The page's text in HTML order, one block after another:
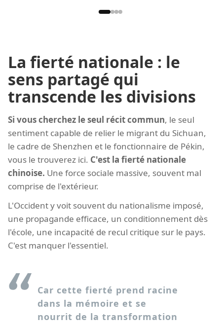
La fierté nationale : le
sens partagé qui
transcende les divisions
Si vous cherchez le seul récit commun, le seul
sentiment capable de relier le migrant du Sichuan,
le cadre de Shenzhen et le fonctionnaire de Pékin,
vous le trouverez ici. C'est la fierté nationale
chinoise. Une force sociale massive, souvent mal
comprise de l'extérieur.
L'Occident y voit souvent du nationalisme imposé,
une propagande efficace, un conditionnement dès
l'école, une incapacité de recul critique sur le pays.
C'est manquer l'essentiel.
Car cette fierté prend racine
dans la mémoire et se
nourrit de la transformation